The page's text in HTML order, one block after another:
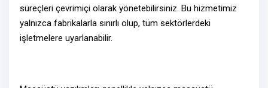
süreçleri çevrimiçi olarak yönetebilirsiniz. Bu hizmetimiz
yalnızca fabrikalarla sınırlı olup, tüm sektörlerdeki
işletmelere uyarlanabilir.